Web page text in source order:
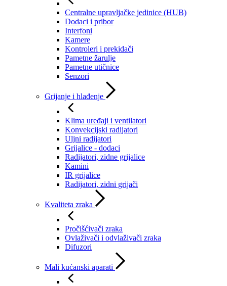
Centralne upravljačke jedinice (HUB)
Dodaci i pribor
Interfoni
Kamere
Kontroleri i prekidači
Pametne žarulje
Pametne utičnice
Senzori
Grijanje i hlađenje
Klima uređaji i ventilatori
Konvekcijski radijatori
Uljni radijatori
Grijalice - dodaci
Radijatori, zidne grijalice
Kamini
IR grijalice
Radijatori, zidni grijači
Kvaliteta zraka
Pročišćivači zraka
Ovlaživači i odvlaživači zraka
Difuzori
Mali kućanski aparati